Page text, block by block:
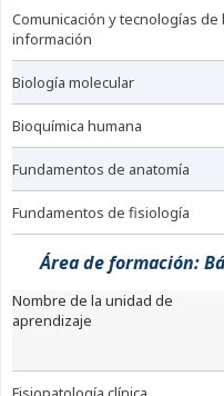
comunicación y tecnologías de la
información
biología molecular
bioquímica humana
fundamentos de anatomía
fundamentos de fisiología
Área de formación:
nombre de la unidad de
aprendizaje